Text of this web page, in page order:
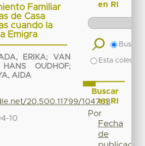
Familiar
de Casa
cuando la
Emigra
ERIKA; VAN
HANS OUDHOF;
AIDA
20.500.11799/104763
10
en RI
Buscar
Esta
Buscar
en RI
Por
Fecha
de